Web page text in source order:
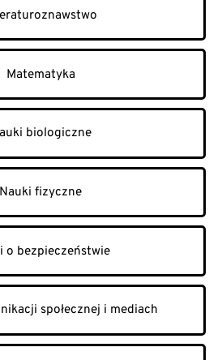
Matematyka
biologiczne
Nauki fizyczne
o bezpieczeństwie
społecznej i mediach